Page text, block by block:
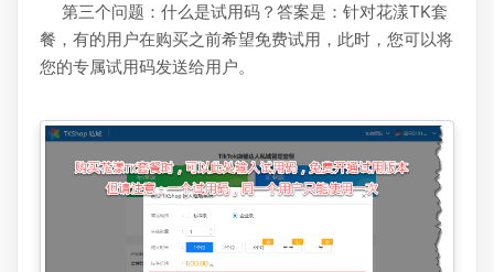
第三个问题：什么是试用码？答案是：针对花漾TK套
餐，有的用户在购买之前希望免费试用，此时，您可以将
您的专属试用码发送给用户。